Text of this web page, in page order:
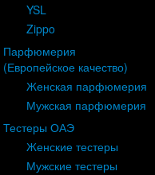
YSL
Zippo
Парфюмерия
(Европейское качество)
Женская парфюмерия
Мужская парфюмерия
Тестеры ОАЭ
Женские тестеры
Мужские тестеры